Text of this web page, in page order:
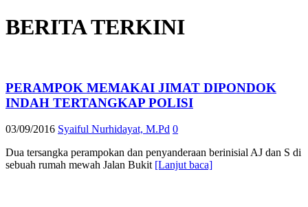
BERITA TERKINI
PERAMPOK MEMAKAI JIMAT DIPONDOK
INDAH TERTANGKAP POLISI
03/09/2016 Syaiful Nurhidayat, M.Pd 0
Dua tersangka perampokan dan penyanderaan berinisial AJ dan S di
sebuah rumah mewah Jalan Bukit [Lanjut baca]